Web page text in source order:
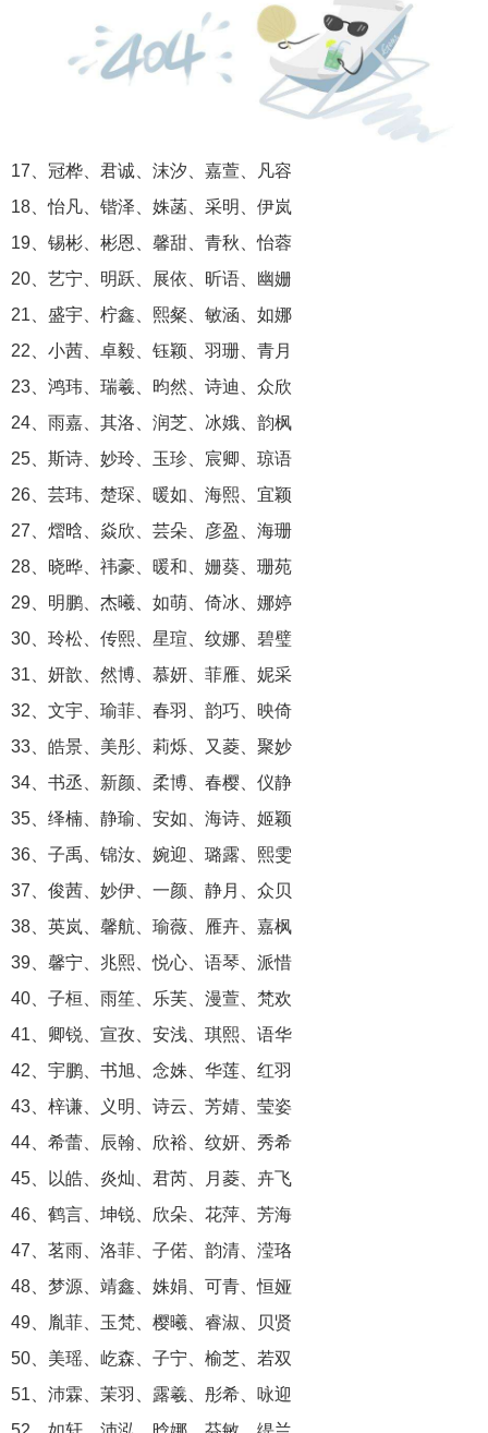
17、冠桦、君诚、沫汐、嘉萱、凡容
18、怡凡、锴泽、姝菡、采明、伊岚
19、锡彬、彬恩、馨甜、青秋、怡蓉
20、艺宁、明跃、展依、昕语、幽姗
21、盛宇、柠鑫、熙粲、敏涵、如娜
22、小茜、卓毅、钰颖、羽珊、青月
23、鸿玮、瑞羲、昀然、诗迪、众欣
24、雨嘉、其洛、润芝、冰娥、韵枫
25、斯诗、妙玲、玉珍、宸卿、琼语
26、芸玮、楚琛、暖如、海熙、宜颖
27、熠晗、焱欣、芸朵、彦盈、海珊
28、晓晔、祎豪、暖和、姗葵、珊苑
29、明鹏、杰曦、如萌、倚冰、娜婷
30、玲松、传熙、星瑄、纹娜、碧璧
31、妍歆、然博、慕妍、菲雁、妮采
32、文宇、瑜菲、春羽、韵巧、映倚
33、皓景、美彤、莉烁、又菱、聚妙
34、书丞、新颜、柔博、春樱、仪静
35、绎楠、静瑜、安如、海诗、姬颖
36、子禹、锦汝、婉迎、璐露、熙雯
37、俊茜、妙伊、一颜、静月、众贝
38、英岚、馨航、瑜薇、雁卉、嘉枫
39、馨宁、兆熙、悦心、语琴、派惜
40、子桓、雨笙、乐芙、漫萱、梵欢
41、卿锐、宣孜、安浅、琪熙、语华
42、宇鹏、书旭、念姝、华莲、红羽
43、梓谦、义明、诗云、芳婧、莹姿
44、希蕾、辰翰、欣裕、纹妍、秀希
45、以皓、炎灿、君芮、月菱、卉飞
46、鹤言、坤锐、欣朵、花萍、芳海
47、茗雨、洛菲、子偌、韵清、滢珞
48、梦源、靖鑫、姝娟、可青、恒娅
49、胤菲、玉梵、樱曦、睿淑、贝贤
50、美瑶、屹森、子宁、榆芝、若双
51、沛霖、茉羽、露羲、彤希、咏迎